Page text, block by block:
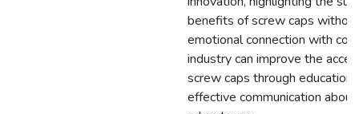
benefits of screw caps
emotional connection with
industry can improve the
screw caps through education
effective communication